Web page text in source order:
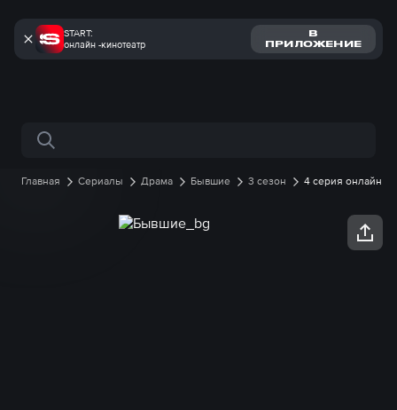
START:
онлайн -кинотеатр
В
ПРИЛОЖЕНИЕ
Поиск по сайту
Главная Сериалы Драма Бывшие 3 сезон 4 серия онлайн